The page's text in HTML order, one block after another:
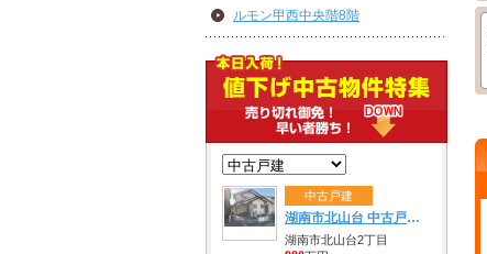
ルモン甲西中央階8階
中古戸建
湖南市北山台 中古戸建 980万円
湖南市北山台2丁目